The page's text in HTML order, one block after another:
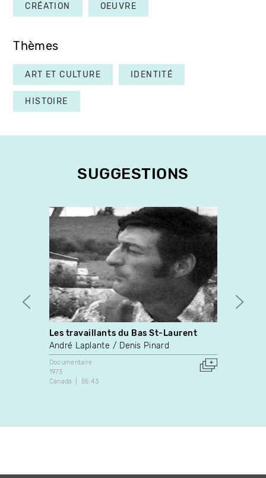
CRÉATION OEUVRE
Thèmes
ART ET CULTURE IDENTITÉ
HISTOIRE
SUGGESTIONS
Les travaillants du Bas St-Laurent
André Laplante
Denis Pinard
Documentaire
1973
Canada
55:43